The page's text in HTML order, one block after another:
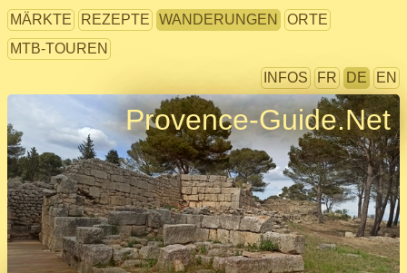
MÄRKTE REZEPTE WANDERUNGEN
ORTE
MTB-TOUREN
INFOS
FR DE EN
Provence-Guide.Net